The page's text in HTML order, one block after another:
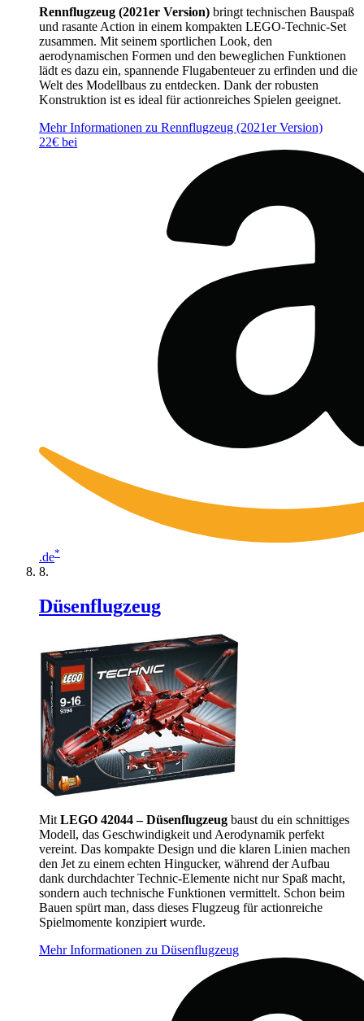
Rennflugzeug (2021er Version) bringt technischen Bauspaß
und rasante Action in einem kompakten LEGO-Technic-Set
zusammen. Mit seinem sportlichen Look, den
aerodynamischen Formen und den beweglichen Funktionen
lädt es dazu ein, spannende Flugabenteuer zu erfinden und die
Welt des Modellbaus zu entdecken. Dank der robusten
Konstruktion ist es ideal für actionreiches Spielen geeignet.
Mehr Informationen zu Rennflugzeug (2021er Version)
22€ bei
.de*
Düsenflugzeug
Mit LEGO 42044 – Düsenflugzeug baust du ein schnittiges
Modell, das Geschwindigkeit und Aerodynamik perfekt
vereint. Das kompakte Design und die klaren Linien machen
den Jet zu einem echten Hingucker, während der Aufbau
dank durchdachter Technic-Elemente nicht nur Spaß macht,
sondern auch technische Funktionen vermittelt. Schon beim
Bauen spürt man, dass dieses Flugzeug für actionreiche
Spielmomente konzipiert wurde.
Mehr Informationen zu Düsenflugzeug